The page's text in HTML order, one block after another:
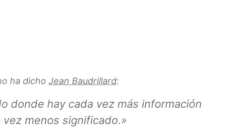
ha dicho Jean Baudrillard:
donde hay cada vez más información
vez menos significado.»